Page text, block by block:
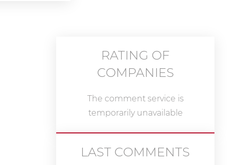
RATING OF
COMPANIES
The comment service is
temporarily unavailable
LAST COMMENTS